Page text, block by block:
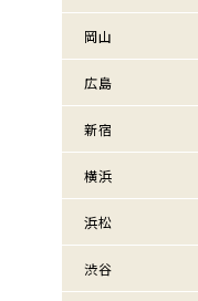
岡山
広島
新宿
横浜
浜松
渋谷